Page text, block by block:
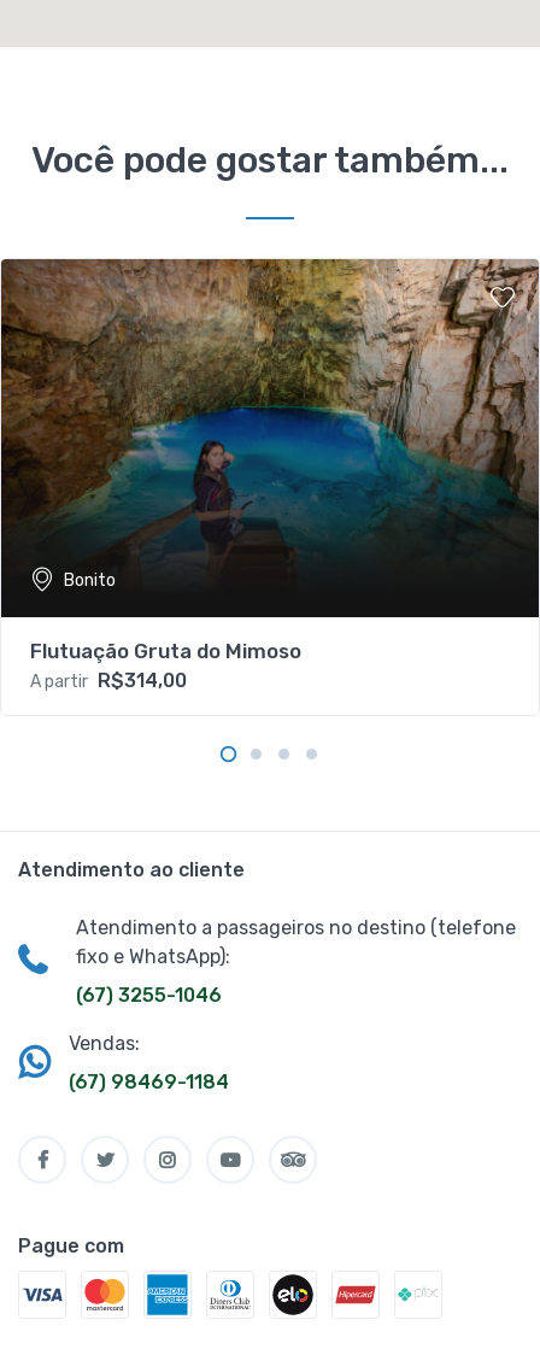
Você pode gostar também...
Bonito
Flutuação Gruta do Mimoso
A partir R$314,00
Atendimento ao cliente
Atendimento a passageiros no destino (telefone
fixo e WhatsApp):
(67) 3255-1046
Vendas:
(67) 98469-1184
Pague com